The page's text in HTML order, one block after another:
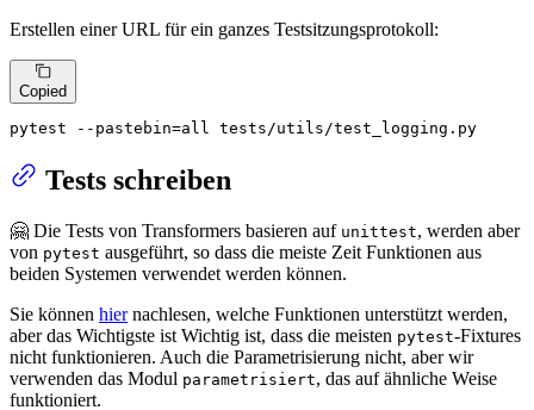
Erstellen einer URL für ein ganzes Testsitzungsprotokoll:
Copied
pytest --pastebin=all tests/utils/test_logging.py
Tests schreiben
🤗 Die Tests von Transformers basieren auf unittest, werden aber
von pytest ausgeführt, so dass die meiste Zeit Funktionen aus
beiden Systemen verwendet werden können.
Sie können hiernachlesen, welche Funktionen unterstützt werden,
aber das Wichtigste ist Wichtig ist, dass die meisten pytest-Fixtures
nicht funktionieren. Auch die Parametrisierung nicht, aber wir
verwenden das Modul parametrisiert, das auf ähnliche Weise
funktioniert.